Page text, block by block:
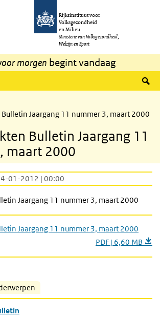
inhoud gaan
Rijksinstituut voor
Volksgezondheid
en Milieu
Ministerie van Volksgezondheid,
Welzijn en Sport
morgen begint vandaag
Jaargang 11 nummer 3, maart 2000
Bulletin Jaargang 11
maart 2000
01-2012 | 00:00
Jaargang 11 nummer 3, maart 2000
Jaargang 11 nummer 3, maart 2000
PDF | 6,60 MB